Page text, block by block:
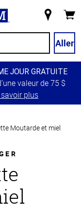
magasin
Aller
JOUR GRATUITE
valeur de 75 $
savoir plus
Moutarde et miel